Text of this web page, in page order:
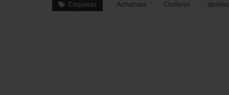
Etiquetas Achumani Choferes